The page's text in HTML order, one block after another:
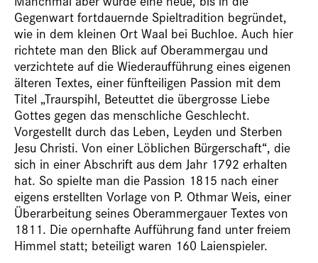
Gegenwart fortdauernde Spieltradition begründet,
wie in dem kleinen Ort Waal bei Buchloe. Auch hier
richtete man den Blick auf Oberammergau und
verzichtete auf die Wiederaufführung eines eigenen
älteren Textes, einer fünfteiligen Passion mit dem
Titel „Traurspihl, Beteuttet die übergrosse Liebe
Gottes gegen das menschliche Geschlecht.
Vorgestellt durch das Leben, Leyden und Sterben
Jesu Christi. Von einer Löblichen Bürgerschaft“, die
sich in einer Abschrift aus dem Jahr 1792 erhalten
hat. So spielte man die Passion 1815 nach einer
eigens erstellten Vorlage von P. Othmar Weis, einer
Überarbeitung seines Oberammergauer Textes von
1811. Die opernhafte Aufführung fand unter freiem
Himmel statt; beteiligt waren 160 Laienspieler.